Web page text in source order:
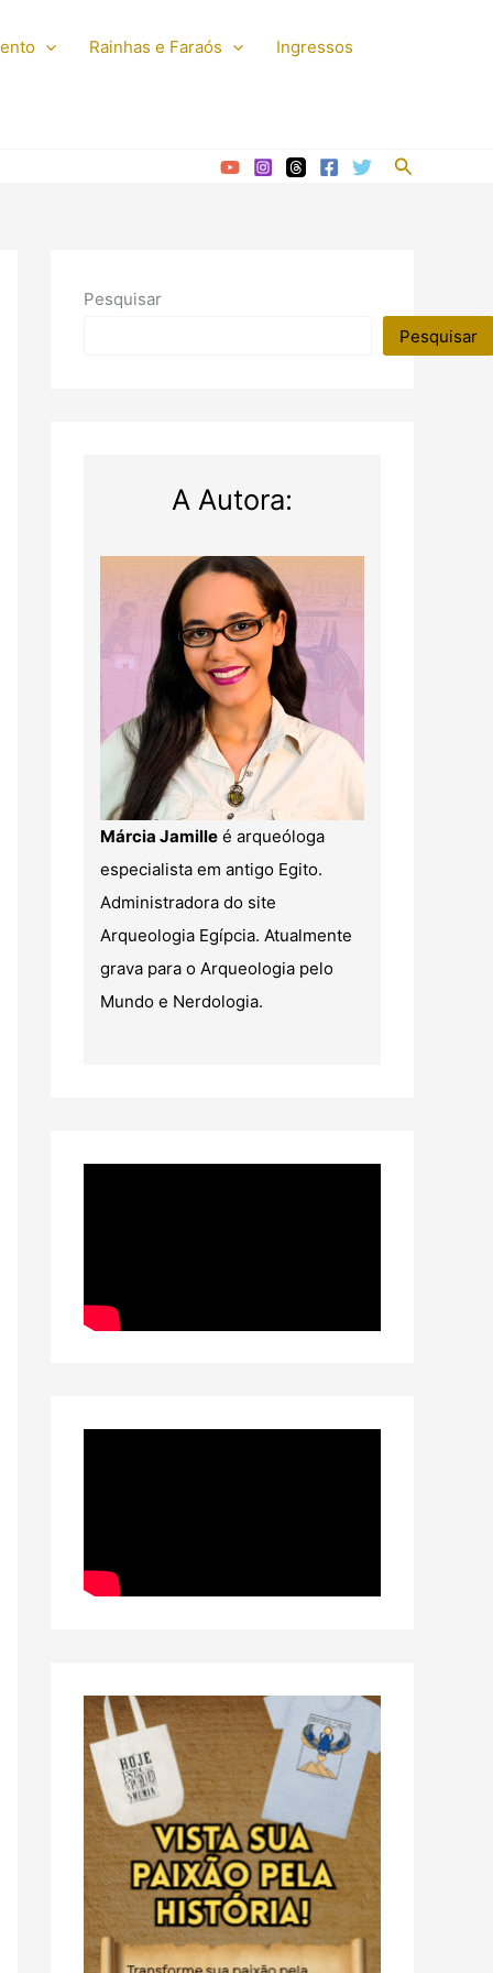
Rainhas e Faraós Ingressos
Pesquisar
Pesquisar
Pesquisar
A Autora:
Márcia Jamille é arqueóloga
especialista em antigo Egito.
Administradora do site
Arqueologia Egípcia. Atualmente
grava para o Arqueologia pelo
Mundo e Nerdologia.